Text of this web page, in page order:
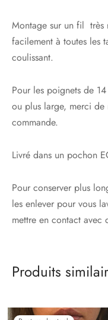
Montage sur un fil très
facilement à toutes les
coulissant.
Pour les poignets de
ou plus large, merci
commande.
Livré dans un pochon
Pour conserver plus
les enlever pour vous
mettre en contact avec
Produits